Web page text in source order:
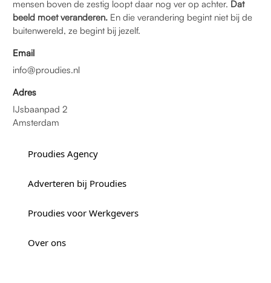
mensen boven de zestig loopt daar nog ver op achter. Dat
beeld moet veranderen. En die verandering begint niet bij de
buitenwereld, ze begint bij jezelf.
Email
info@proudies.nl
Adres
IJsbaanpad 2
Amsterdam
Proudies Agency
Adverteren bij Proudies
Proudies voor Werkgevers
Over ons